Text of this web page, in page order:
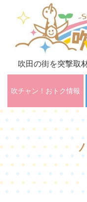
吹田の街を突撃取
吹チャン！おトク情報